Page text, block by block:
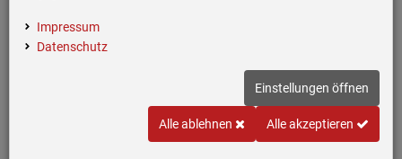
Impressum
Datenschutz
Einstellungen öffnen
Alle ablehnen Alle akzeptieren